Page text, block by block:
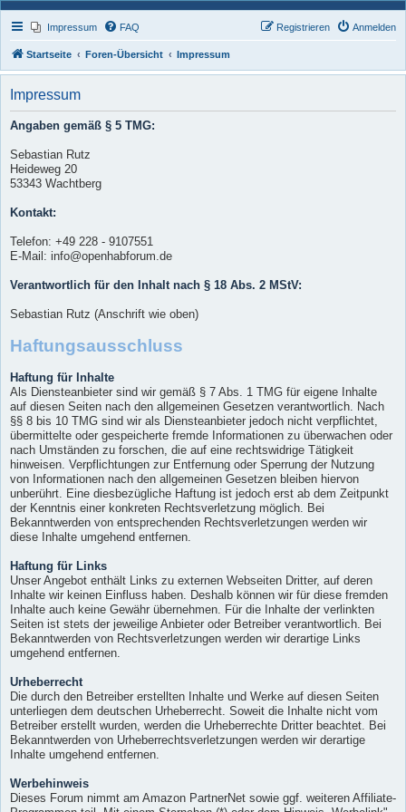
Impressum FAQ Anmelden
Registrieren
Startseite Foren-Übersicht Impressum
Impressum
Angaben gemäß § 5 TMG:
Sebastian Rutz
Heideweg 20
53343 Wachtberg
Kontakt:
Telefon: +49 228 - 9107551
E-Mail: info@openhabforum.de
Verantwortlich für den Inhalt nach § 18 Abs. 2 MStV:
Sebastian Rutz (Anschrift wie oben)
Haftungsausschluss
Haftung für Inhalte
Als Diensteanbieter sind wir gemäß § 7 Abs. 1 TMG für eigene Inhalte
auf diesen Seiten nach den allgemeinen Gesetzen verantwortlich. Nach
§§ 8 bis 10 TMG sind wir als Diensteanbieter jedoch nicht verpflichtet,
übermittelte oder gespeicherte fremde Informationen zu überwachen oder
nach Umständen zu forschen, die auf eine rechtswidrige Tätigkeit
hinweisen. Verpflichtungen zur Entfernung oder Sperrung der Nutzung
von Informationen nach den allgemeinen Gesetzen bleiben hiervon
unberührt. Eine diesbezügliche Haftung ist jedoch erst ab dem Zeitpunkt
der Kenntnis einer konkreten Rechtsverletzung möglich. Bei
Bekanntwerden von entsprechenden Rechtsverletzungen werden wir
diese Inhalte umgehend entfernen.
Haftung für Links
Unser Angebot enthält Links zu externen Webseiten Dritter, auf deren
Inhalte wir keinen Einfluss haben. Deshalb können wir für diese fremden
Inhalte auch keine Gewähr übernehmen. Für die Inhalte der verlinkten
Seiten ist stets der jeweilige Anbieter oder Betreiber verantwortlich. Bei
Bekanntwerden von Rechtsverletzungen werden wir derartige Links
umgehend entfernen.
Urheberrecht
Die durch den Betreiber erstellten Inhalte und Werke auf diesen Seiten
unterliegen dem deutschen Urheberrecht. Soweit die Inhalte nicht vom
Betreiber erstellt wurden, werden die Urheberrechte Dritter beachtet. Bei
Bekanntwerden von Urheberrechtsverletzungen werden wir derartige
Inhalte umgehend entfernen.
Werbehinweis
Dieses Forum nimmt am Amazon PartnerNet sowie ggf. weiteren Affiliate-